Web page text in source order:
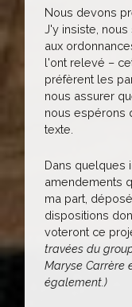
Nous devons
J'y insiste,
aux
l'ont relevé –
préfèrent les
nous assurer
nous espérons
texte.
Dans quelques
amendements
ma part,
dispositions
voteront ce
travées du
Maryse Carrère
également.)